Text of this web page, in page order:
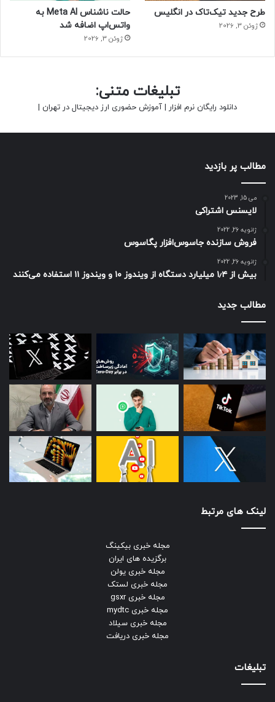
طرح جدید تیک‌تاک در انگلیس
ژوئن 3, 2026
حالت ناشناس Meta AI به
واتس‌اپ اضافه شد
ژوئن 3, 2026
تبلیغات متنی:
دانلود رایگان نرم افزار | آموزش حضوری ارز دیجیتال در تهران |
مطالب پر بازدید
می 15, 2023
لایسنس اشتراکی
ژانویه 26, 2022
فروش سازنده جاسوس‌افزار پگاسوس
ژانویه 26, 2022
بیش از ۱٫۴ میلیارد دستگاه از ویندوز ۱۰ و ویندوز ۱۱ استفاده می‌کنند
مطالب جدید
لینک های مرتبط
مجله خبری بیکینگ
برگزیده های ایران
مجله خبری یولن
مجله خبری لستک
مجله خبری gsxr
مجله خبری mydtc
مجله خبری سیلاد
مجله خبری دریافت
تبلیغات